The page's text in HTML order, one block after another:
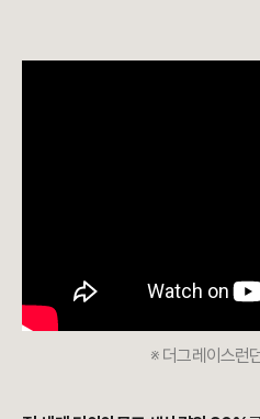
※ 더그레이스런